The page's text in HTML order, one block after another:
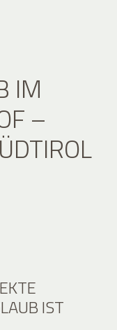
IM
–
IST